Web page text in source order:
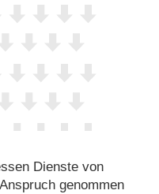
Dienste von
genommen